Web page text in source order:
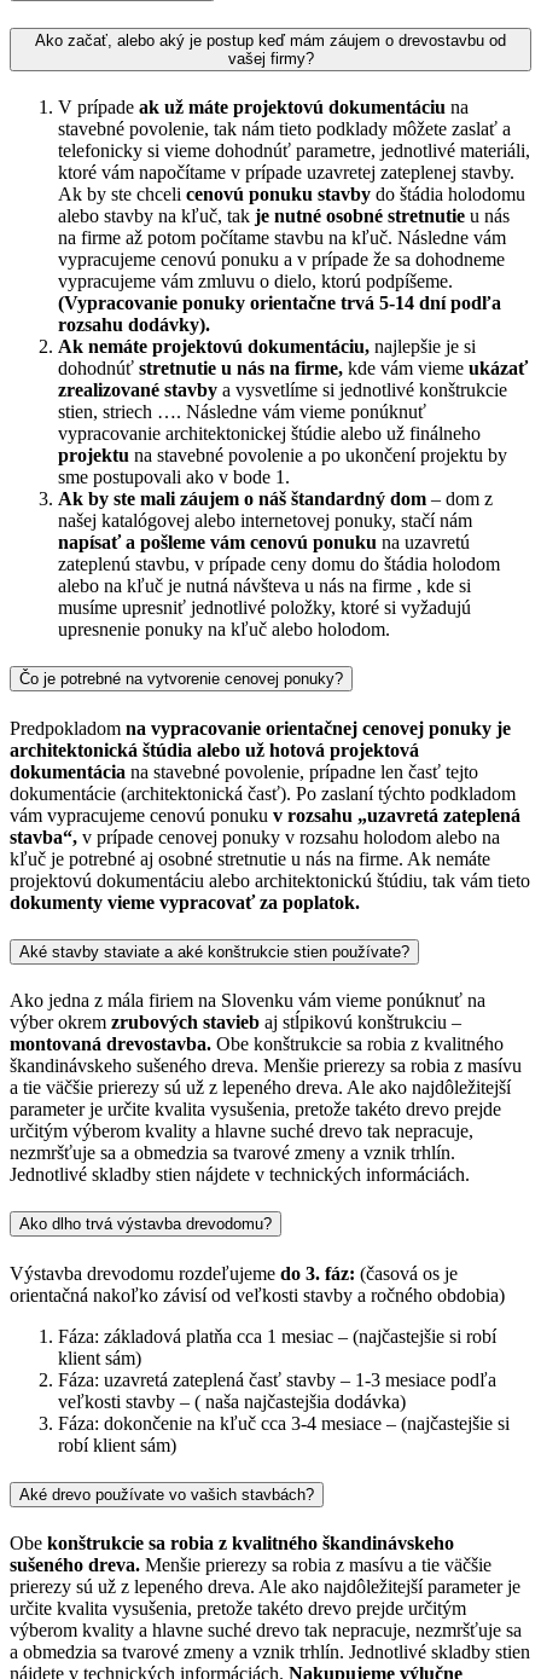
Ako začať, alebo aký je postup keď mám záujem o drevostavbu od
vašej firmy?
V prípade ak už máte projektovú dokumentáciu na
stavebné povolenie, tak nám tieto podklady môžete zaslať a
telefonicky si vieme dohodnúť parametre, jednotlivé materiáli,
ktoré vám napočítame v prípade uzavretej zateplenej stavby.
Ak by ste chceli cenovú ponuku stavby do štádia holodomu
alebo stavby na kľuč, tak je nutné osobné stretnutie u nás
na firme až potom počítame stavbu na kľuč. Následne vám
vypracujeme cenovú ponuku a v prípade že sa dohodneme
vypracujeme vám zmluvu o dielo, ktorú podpíšeme.
(Vypracovanie ponuky orientačne trvá 5-14 dní podľa
rozsahu dodávky).
Ak nemáte projektovú dokumentáciu, najlepšie je si
dohodnúť stretnutie u nás na firme, kde vám vieme ukázať
zrealizované stavby a vysvetlíme si jednotlivé konštrukcie
stien, striech …. Následne vám vieme ponúknuť
vypracovanie architektonickej štúdie alebo už finálneho
projektu na stavebné povolenie a po ukončení projektu by
sme postupovali ako v bode 1.
Ak by ste mali záujem o náš štandardný dom – dom z
našej katalógovej alebo internetovej ponuky, stačí nám
napísať a pošleme vám cenovú ponuku na uzavretú
zateplenú stavbu, v prípade ceny domu do štádia holodom
alebo na kľuč je nutná návšteva u nás na firme , kde si
musíme upresniť jednotlivé položky, ktoré si vyžadujú
upresnenie ponuky na kľuč alebo holodom.
Čo je potrebné na vytvorenie cenovej ponuky?
Predpokladom na vypracovanie orientačnej cenovej ponuky je
architektonická štúdia alebo už hotová projektová
dokumentácia na stavebné povolenie, prípadne len časť tejto
dokumentácie (architektonická časť). Po zaslaní týchto podkladom
vám vypracujeme cenovú ponuku v rozsahu „uzavretá zateplená
stavba“, v prípade cenovej ponuky v rozsahu holodom alebo na
kľuč je potrebné aj osobné stretnutie u nás na firme. Ak nemáte
projektovú dokumentáciu alebo architektonickú štúdiu, tak vám tieto
dokumenty vieme vypracovať za poplatok.
Aké stavby staviate a aké konštrukcie stien používate?
Ako jedna z mála firiem na Slovenku vám vieme ponúknuť na
výber okrem zrubových stavieb aj stĺpikovú konštrukciu –
montovaná drevostavba. Obe konštrukcie sa robia z kvalitného
škandinávskeho sušeného dreva. Menšie prierezy sa robia z masívu
a tie väčšie prierezy sú už z lepeného dreva. Ale ako najdôležitejší
parameter je určite kvalita vysušenia, pretože takéto drevo prejde
určitým výberom kvality a hlavne suché drevo tak nepracuje,
nezmršťuje sa a obmedzia sa tvarové zmeny a vznik trhlín.
Jednotlivé skladby stien nájdete v technických informáciách.
Ako dlho trvá výstavba drevodomu?
Výstavba drevodomu rozdeľujeme do 3. fáz: (časová os je
orientačná nakoľko závisí od veľkosti stavby a ročného obdobia)
Fáza: základová platňa cca 1 mesiac – (najčastejšie si robí
klient sám)
Fáza: uzavretá zateplená časť stavby – 1-3 mesiace podľa
veľkosti stavby – ( naša najčastejšia dodávka)
Fáza: dokončenie na kľuč cca 3-4 mesiace – (najčastejšie si
robí klient sám)
Aké drevo používate vo vašich stavbách?
Obe konštrukcie sa robia z kvalitného škandinávskeho
sušeného dreva. Menšie prierezy sa robia z masívu a tie väčšie
prierezy sú už z lepeného dreva. Ale ako najdôležitejší parameter je
určite kvalita vysušenia, pretože takéto drevo prejde určitým
výberom kvality a hlavne suché drevo tak nepracuje, nezmršťuje sa
a obmedzia sa tvarové zmeny a vznik trhlín. Jednotlivé skladby stien
nájdete v technických informáciách. Nakupujeme výlučne